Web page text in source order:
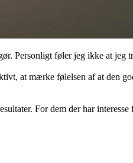
Personligt føler jeg ikke at
at mærke følelsen af at den
For dem der har